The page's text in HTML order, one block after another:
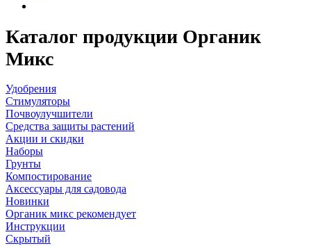
Каталог продукции Органик
Микс
Удобрения
Стимуляторы
Почвоулучшители
Средства защиты растений
Акции и скидки
Наборы
Грунты
Компостирование
Аксессуары для садовода
Новинки
Органик микс рекомендует
Инструкции
Скрытый